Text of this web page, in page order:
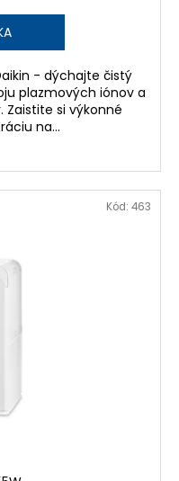
- dýchajte čistý
plazmových iónov a
Zaistite si výkonné
na...
Kód: 463